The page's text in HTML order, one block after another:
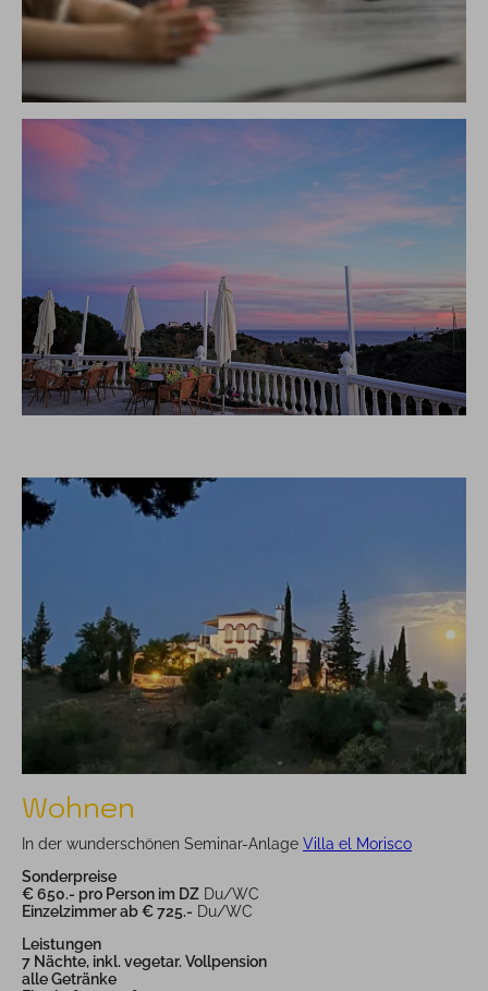
Wohnen
In der wunderschönen Seminar-Anlage Villa el Morisco
Sonderpreise
€ 650.- pro Person im DZ Du/WC
Einzelzimmer ab € 725.- Du/WC
Leistungen
7 Nächte, inkl. vegetar. Vollpension
alle Getränke